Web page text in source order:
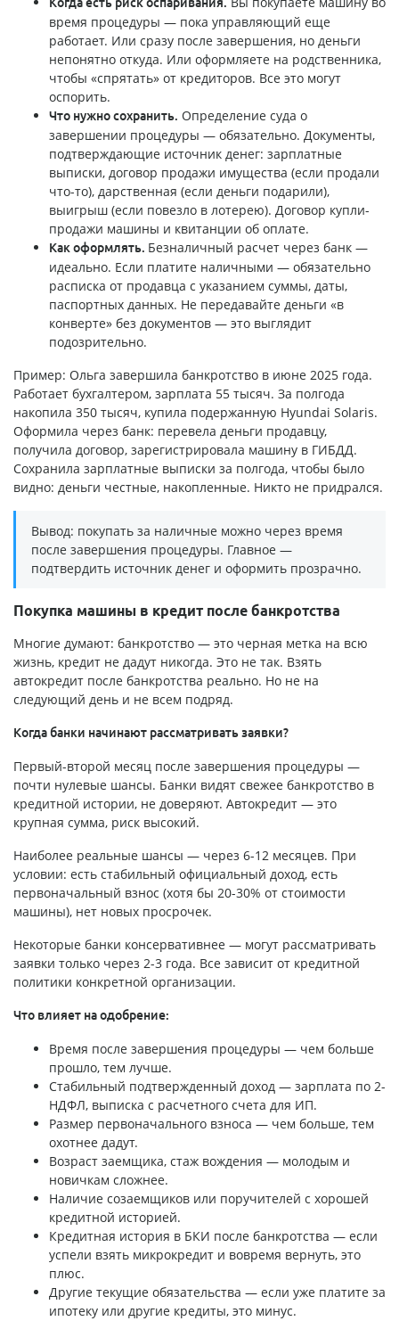
Когда есть риск оспаривания.
время процедуры — пока управляющий еще
работает. Или сразу после завершения, но деньги
непонятно откуда. Или оформляете на родственника,
чтобы «спрятать» от кредиторов. Все это могут
оспорить.
Что нужно сохранить. Определение суда о
завершении процедуры — обязательно. Документы,
подтверждающие источник денег: зарплатные
выписки, договор продажи имущества (если продали
что-то), дарственная (если деньги подарили),
выигрыш (если повезло в лотерею). Договор купли-
продажи машины и квитанции об оплате.
Как оформлять. Безналичный расчет через банк —
идеально. Если платите наличными — обязательно
расписка от продавца с указанием суммы, даты,
паспортных данных. Не передавайте деньги «в
конверте» без документов — это выглядит
подозрительно.
Пример: Ольга завершила банкротство в июне 2025 года.
Работает бухгалтером, зарплата 55 тысяч. За полгода
накопила 350 тысяч, купила подержанную Hyundai Solaris.
Оформила через банк: перевела деньги продавцу,
получила договор, зарегистрировала машину в ГИБДД.
Сохранила зарплатные выписки за полгода, чтобы было
видно: деньги честные, накопленные. Никто не придрался.
Вывод: покупать за наличные можно через время
после завершения процедуры. Главное —
подтвердить источник денег и оформить прозрачно.
Покупка машины в кредит после банкротства
Многие думают: банкротство — это черная метка на всю
жизнь, кредит не дадут никогда. Это не так. Взять
автокредит после банкротства реально. Но не на
следующий день и не всем подряд.
Когда банки начинают рассматривать заявки?
Первый-второй месяц после завершения процедуры —
почти нулевые шансы. Банки видят свежее банкротство в
кредитной истории, не доверяют. Автокредит — это
крупная сумма, риск высокий.
Наиболее реальные шансы — через 6-12 месяцев. При
условии: есть стабильный официальный доход, есть
первоначальный взнос (хотя бы 20-30% от стоимости
машины), нет новых просрочек.
Некоторые банки консервативнее — могут рассматривать
заявки только через 2-3 года. Все зависит от кредитной
политики конкретной организации.
Что влияет на одобрение:
Время после завершения процедуры — чем больше
прошло, тем лучше.
Стабильный подтвержденный доход — зарплата по 2-
НДФЛ, выписка с расчетного счета для ИП.
Размер первоначального взноса — чем больше, тем
охотнее дадут.
Возраст заемщика, стаж вождения — молодым и
новичкам сложнее.
Наличие созаемщиков или поручителей с хорошей
кредитной историей.
Кредитная история в БКИ после банкротства — если
успели взять микрокредит и вовремя вернуть, это
плюс.
Другие текущие обязательства — если уже платите за
ипотеку или другие кредиты, это минус.